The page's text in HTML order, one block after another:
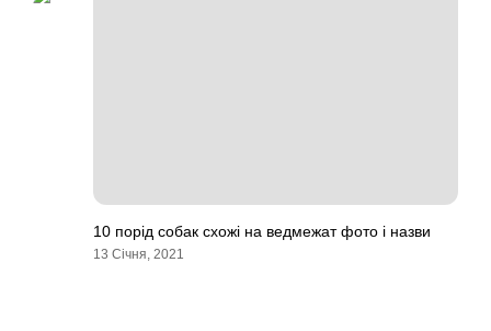
10 порід собак схожі на ведмежат фото і назви
13 Січня, 2021